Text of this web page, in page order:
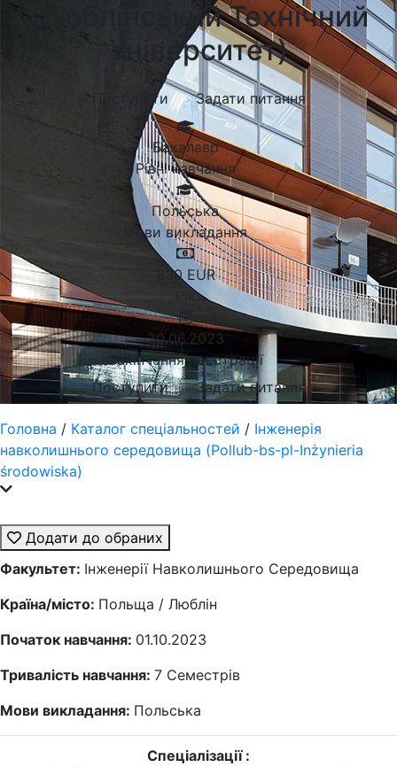
(Люблінський Технічний
Університет)
Поступити Задати питання
Бакалавр
Рівні навчання
Польська
Мови викладання
830 EUR
Рік
30.06.2023
Закінчення реєстрації
Поступити
Задати питання
Головна / Каталог спеціальностей / Інженерія
навколишнього середовища (Pollub-bs-pl-Inżynieria
środowiska)
Додати до обраних
Факультет: Інженерії Навколишнього Середовища
Країна/місто: Польща / Люблін
Початок навчання: 01.10.2023
Тривалість навчання: 7 Семестрів
Мови викладання: Польська
Спеціалізації :